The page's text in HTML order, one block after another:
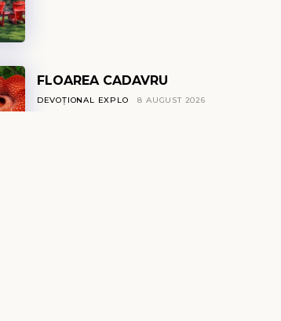
FLOAREA CADAVRU
DEVOȚIONAL EXPLO 8 AUGUST 2026